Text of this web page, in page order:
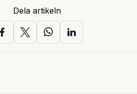
Dela artikeln